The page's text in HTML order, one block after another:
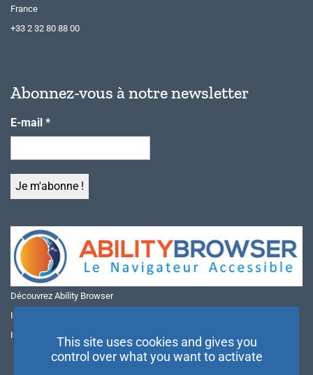
France
+33 2 32 80 88 00
Abonnez-vous à notre newsletter
E-mail *
Découvrez Ability Browser
Installer Ability Browser sur Windows
Installer Ability Browser sur Mac
This site uses cookies and gives you
control over what you want to activate